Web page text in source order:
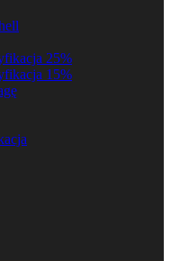
25%
15%